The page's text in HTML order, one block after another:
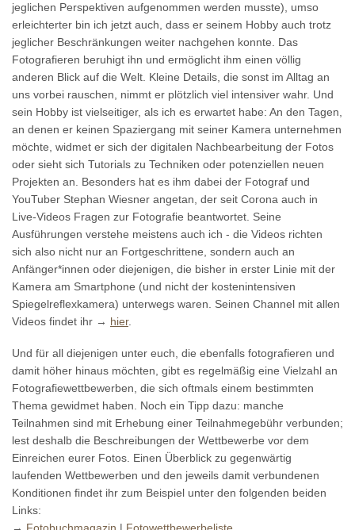
jeglichen Perspektiven aufgenommen werden musste), umso
erleichterter bin ich jetzt auch, dass er seinem Hobby auch trotz
jeglicher Beschränkungen weiter nachgehen konnte. Das
Fotografieren beruhigt ihn und ermöglicht ihm einen völlig
anderen Blick auf die Welt. Kleine Details, die sonst im Alltag an
uns vorbei rauschen, nimmt er plötzlich viel intensiver wahr. Und
sein Hobby ist vielseitiger, als ich es erwartet habe: An den Tagen,
an denen er keinen Spaziergang mit seiner Kamera unternehmen
möchte, widmet er sich der digitalen Nachbearbeitung der Fotos
oder sieht sich Tutorials zu Techniken oder potenziellen neuen
Projekten an. Besonders hat es ihm dabei der Fotograf und
YouTuber Stephan Wiesner angetan, der seit Corona auch in
Live-Videos Fragen zur Fotografie beantwortet. Seine
Ausführungen verstehe meistens auch ich - die Videos richten
sich also nicht nur an Fortgeschrittene, sondern auch an
Anfänger*innen oder diejenigen, die bisher in erster Linie mit der
Kamera am Smartphone (und nicht der kostenintensiven
Spiegelreflexkamera) unterwegs waren. Seinen Channel mit allen
Videos findet ihr → hier.
Und für all diejenigen unter euch, die ebenfalls fotografieren und
damit höher hinaus möchten, gibt es regelmäßig eine Vielzahl an
Fotografiewettbewerben, die sich oftmals einem bestimmten
Thema gewidmet haben. Noch ein Tipp dazu: manche
Teilnahmen sind mit Erhebung einer Teilnahmegebühr verbunden;
lest deshalb die Beschreibungen der Wettbewerbe vor dem
Einreichen eurer Fotos. Einen Überblick zu gegenwärtig
laufenden Wettbewerben und den jeweils damit verbundenen
Konditionen findet ihr zum Beispiel unter den folgenden beiden
Links: